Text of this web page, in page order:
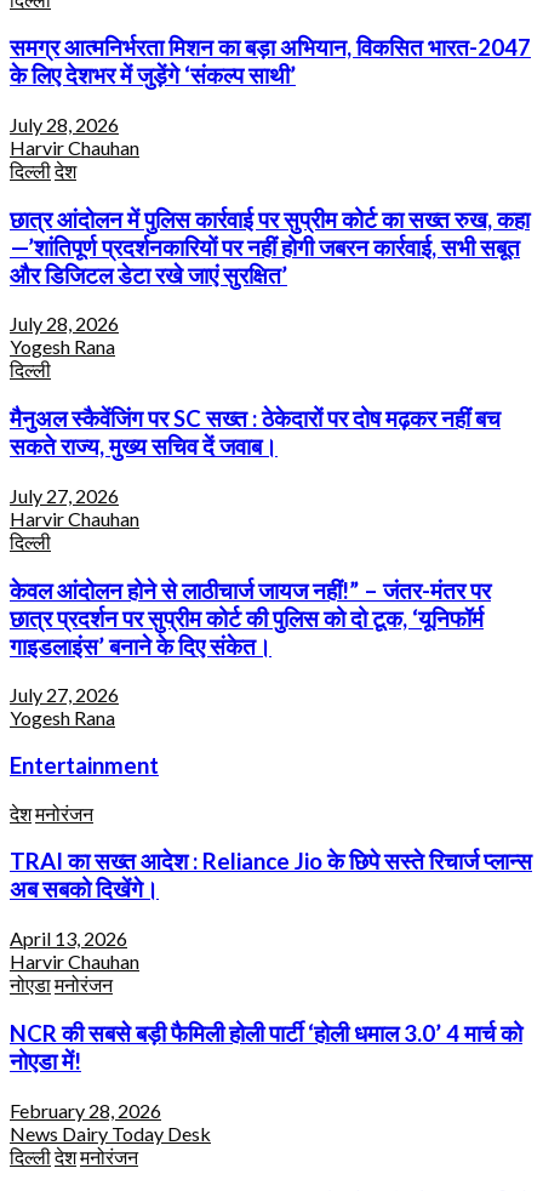
समग्र आत्मनिर्भरता मिशन का बड़ा अभियान, विकसित भारत-2047
के लिए देशभर में जुड़ेंगे ‘संकल्प साथी’
July 28, 2026
Harvir Chauhan
दिल्लीदेश
छात्र आंदोलन में पुलिस कार्रवाई पर सुप्रीम कोर्ट का सख्त रुख, कहा
—’शांतिपूर्ण प्रदर्शनकारियों पर नहीं होगी जबरन कार्रवाई, सभी सबूत
और डिजिटल डेटा रखे जाएं सुरक्षित’
July 28, 2026
Yogesh Rana
दिल्ली
मैनुअल स्कैवेंजिंग पर SC सख्त : ठेकेदारों पर दोष मढ़कर नहीं बच
सकते राज्य, मुख्य सचिव दें जवाब।
July 27, 2026
Harvir Chauhan
दिल्ली
केवल आंदोलन होने से लाठीचार्ज जायज नहीं!” – जंतर-मंतर पर
छात्र प्रदर्शन पर सुप्रीम कोर्ट की पुलिस को दो टूक, ‘यूनिफॉर्म
गाइडलाइंस’ बनाने के दिए संकेत।
July 27, 2026
Yogesh Rana
Entertainment
देशमनोरंजन
TRAI का सख्त आदेश : Reliance Jio के छिपे सस्ते रिचार्ज प्लान्स
अब सबको दिखेंगे।
April 13, 2026
Harvir Chauhan
नोएडामनोरंजन
NCR की सबसे बड़ी फैमिली होली पार्टी ‘होली धमाल 3.0’ 4 मार्च को
नोएडा में!
February 28, 2026
News Dairy Today Desk
दिल्लीदेशमनोरंजन